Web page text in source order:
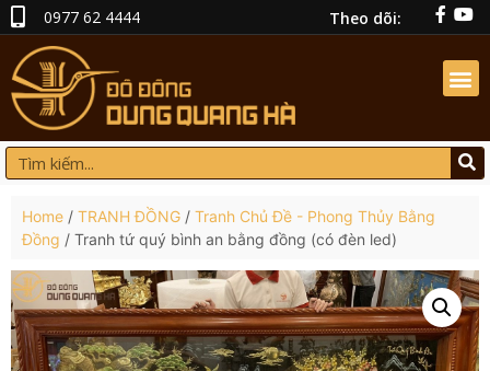
0977 62 4444 Theo dõi:
Home / TRANH ĐỒNG / Tranh Chủ Đề - Phong Thủy Bằng
Đồng / Tranh tứ quý bình an bằng đồng (có đèn led)